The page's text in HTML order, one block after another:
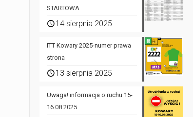
STARTOWA
14 sierpnia 2025
ITT Kowary 2025-numer prawa
strona
13 sierpnia 2025
Uwaga! informacja o ruchu 15-
16.08.2025